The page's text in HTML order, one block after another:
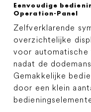
Eenvoudige
Operation-Panel
Zelfverklarende
overzichtelijke
voor automatische
nadat de
Gemakkelijke
door een klein